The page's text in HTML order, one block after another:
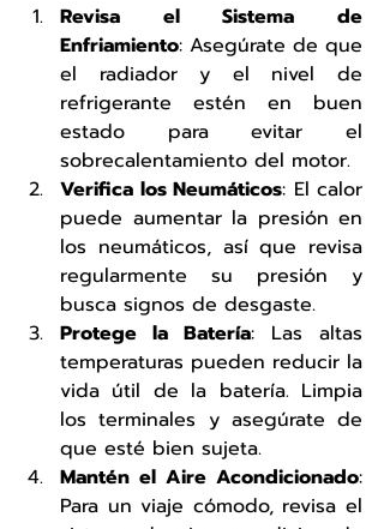
Revisa el Sistema de
Enfriamiento: Asegúrate de que
el radiador y el nivel de
refrigerante estén en buen
estado para evitar el
sobrecalentamiento del motor.
Verifica los Neumáticos: El calor
puede aumentar la presión en
los neumáticos, así que revisa
regularmente su presión y
busca signos de desgaste.
Protege la Batería: Las altas
temperaturas pueden reducir la
vida útil de la batería. Limpia
los terminales y asegúrate de
que esté bien sujeta.
Mantén el Aire Acondicionado:
Para un viaje cómodo, revisa el